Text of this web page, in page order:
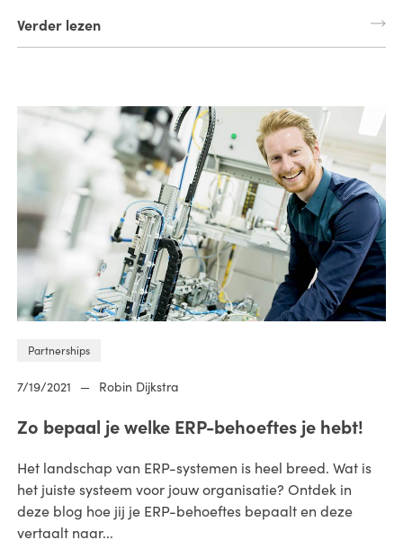
Verder lezen
Partnerships
7/19/2021 — Robin Dijkstra
Zo bepaal je welke ERP-behoeftes je hebt!
Het landschap van ERP-systemen is heel breed. Wat is
het juiste systeem voor jouw organisatie? Ontdek in
deze blog hoe jij je ERP-behoeftes bepaalt en deze
vertaalt naar...